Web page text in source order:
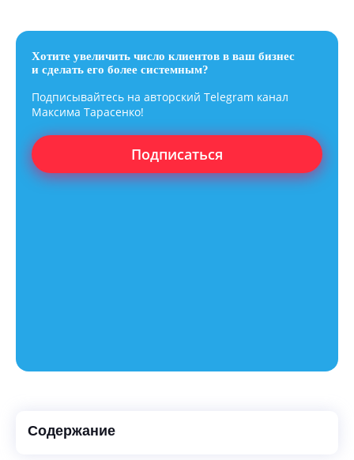
Хотите увеличить число клиентов в ваш бизнес
и сделать его более системным?
Подписывайтесь на авторский Telegram канал
Максима Тарасенко!
Подписаться
Содержание